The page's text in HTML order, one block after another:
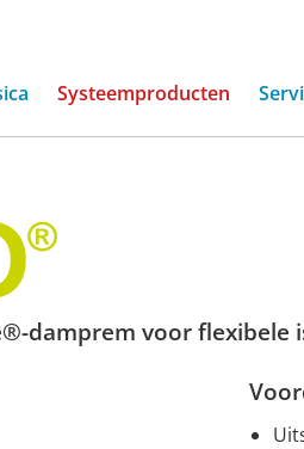
Systeemproducten
damprem voor flexibele